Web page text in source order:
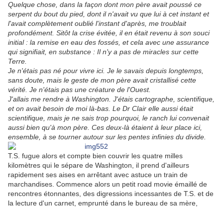
Quelque chose, dans la façon dont mon père avait poussé ce
serpent du bout du pied, dont il n'avait vu que lui à cet instant et
l'avait complètement oublié l'instant d'après, me troublait
profondément. Sitôt la crise évitée, il en était revenu à son souci
initial : la remise en eau des fossés, et cela avec une assurance
qui signifiait, en substance : Il n'y a pas de miracles sur cette
Terre.
Je n'étais pas né pour vivre ici. Je le savais depuis longtemps,
sans doute, mais le geste de mon père avait cristallisé cette
vérité. Je n'étais pas une créature de l'Ouest.
J'allais me rendre à Washington. J'étais cartographe, scientifique,
et on avait besoin de moi là-bas. Le Dr Clair elle aussi était
scientifique, mais je ne sais trop pourquoi, le ranch lui convenait
aussi bien qu'à mon père. Ces deux-là étaient à leur place ici,
ensemble, à se tourner autour sur les pentes infinies du divide.
T.S. fugue alors et compte bien couvrir les quatre milles
kilomètres qui le sépare de Washington, il prend d'ailleurs
rapidement ses aises en arrêtant avec astuce un train de
marchandises. Commence alors un petit road movie émaillé de
rencontres étonnantes, des digressions incessantes de T.S. et de
la lecture d'un carnet, emprunté dans le bureau de sa mère,